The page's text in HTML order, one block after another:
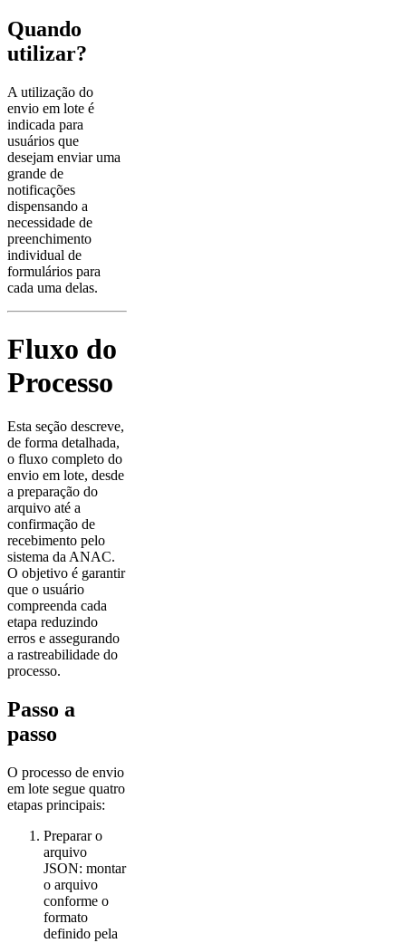
Quando
utilizar?
A utilização do
envio em lote é
indicada para
usuários que
desejam enviar uma
grande de
notificações
dispensando a
necessidade de
preenchimento
individual de
formulários para
cada uma delas.
Fluxo do
Processo
Esta seção descreve,
de forma detalhada,
o fluxo completo do
envio em lote, desde
a preparação do
arquivo até a
confirmação de
recebimento pelo
sistema da ANAC.
O objetivo é garantir
que o usuário
compreenda cada
etapa reduzindo
erros e assegurando
a rastreabilidade do
processo.
Passo a
passo
O processo de envio
em lote segue quatro
etapas principais:
Preparar o
arquivo
JSON: montar
o arquivo
conforme o
formato
definido pela